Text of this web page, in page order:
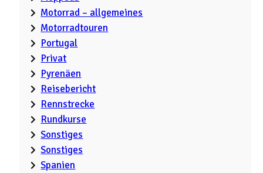
Motorrad – allgemeines
Motorradtouren
Portugal
Privat
Pyrenäen
Reisebericht
Rennstrecke
Rundkurse
Sonstiges
Sonstiges
Spanien